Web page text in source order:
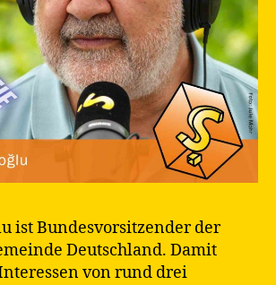
ist Bundesvorsitzender der
Deutschland. Damit
von rund drei